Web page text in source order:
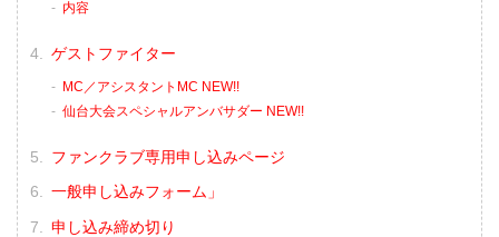
内容
ゲストファイター
MC／アシスタントMC NEW!!
仙台大会スペシャルアンバサダー NEW!!
ファンクラブ専用申し込みページ
一般申し込みフォーム」
申し込み締め切り